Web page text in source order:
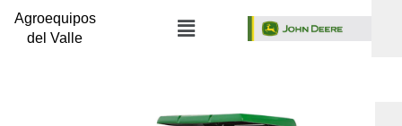
Agroequipos
del Valle